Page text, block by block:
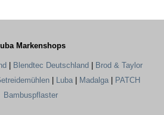
Markenshops
Blendtec Deutschland
Brod & Taylor
| Luba| Madalga|
PATCH
Bambuspflaster